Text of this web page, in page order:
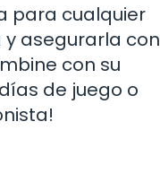
para cualquier
asegurarla con
con su
de juego o